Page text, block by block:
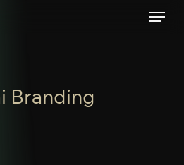
Menu
Branding